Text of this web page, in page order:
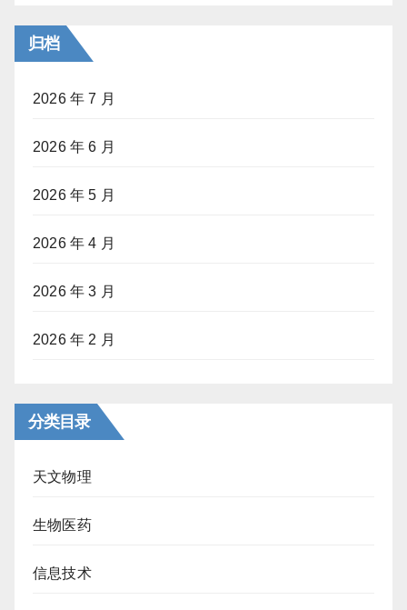
归档
2026 年 7 月
2026 年 6 月
2026 年 5 月
2026 年 4 月
2026 年 3 月
2026 年 2 月
分类目录
天文物理
生物医药
信息技术